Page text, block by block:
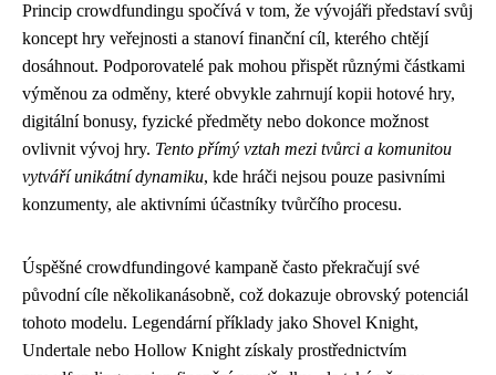
Princip crowdfundingu spočívá v tom, že vývojáři představí svůj
koncept hry veřejnosti a stanoví finanční cíl, kterého chtějí
dosáhnout. Podporovatelé pak mohou přispět různými částkami
výměnou za odměny, které obvykle zahrnují kopii hotové hry,
digitální bonusy, fyzické předměty nebo dokonce možnost
ovlivnit vývoj hry. Tento přímý vztah mezi tvůrci a komunitou
vytváří unikátní dynamiku, kde hráči nejsou pouze pasivními
konzumenty, ale aktivními účastníky tvůrčího procesu.
Úspěšné crowdfundingové kampaně často překračují své
původní cíle několikanásobně, což dokazuje obrovský potenciál
tohoto modelu. Legendární příklady jako Shovel Knight,
Undertale nebo Hollow Knight získaly prostřednictvím